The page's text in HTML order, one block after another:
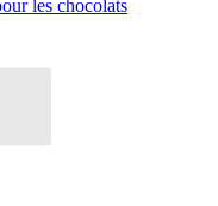
les chocolats